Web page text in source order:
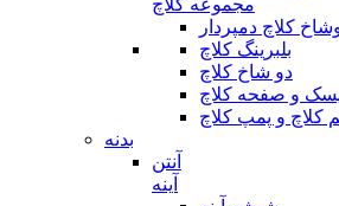
مجموعه کلاچ
کلاچ دمپردار
بلبرینگ کلاچ
دو شاخ کلاچ
و صفحه کلاچ
کلاچ و پمپ کلاچ
بدنه
آنتن
آینه